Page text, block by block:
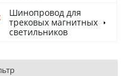
Шинопровод для
трековых магнитных
светильников